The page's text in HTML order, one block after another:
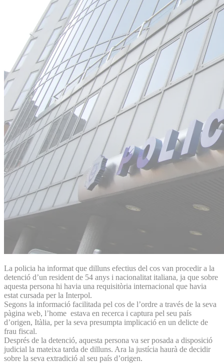
La policia ha informat que dilluns efectius del cos van procedir a la
detenció d’un resident de 54 anys i nacionalitat italiana, ja que sobre
aquesta persona hi havia una requisitòria internacional que havia
estat cursada per la Interpol.
Segons la informació facilitada pel cos de l’ordre a través de la seva
pàgina web, l’home estava en recerca i captura pel seu país
d’origen, Itàlia, per la seva presumpta implicació en un delicte de
frau fiscal.
Després de la detenció, aquesta persona va ser posada a disposició
judicial la mateixa tarda de dilluns. Ara la justícia haurà de decidir
sobre la seva extradició al seu país d’origen.